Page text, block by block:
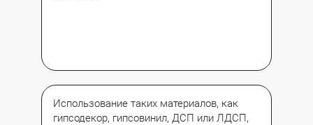
Использование таких материалов, как
гипсодекор, гипсовинил, ДСП или ЛДСП,